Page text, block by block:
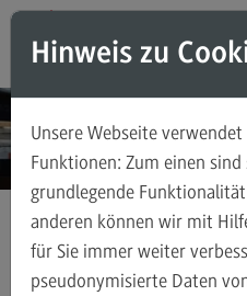
Direkt zum Inhalt
Direkt zum Hauptmenu
Direkt zum Footer
Weiterbildungsangebote
Weiterbildungsarten
FAQ
Professionalisierung des
Hinweis zu
Unsere Webseite
Funktionen: Zum einen
grundlegende
anderen können wir mit
für Sie immer weiter
pseudonymisierte Daten